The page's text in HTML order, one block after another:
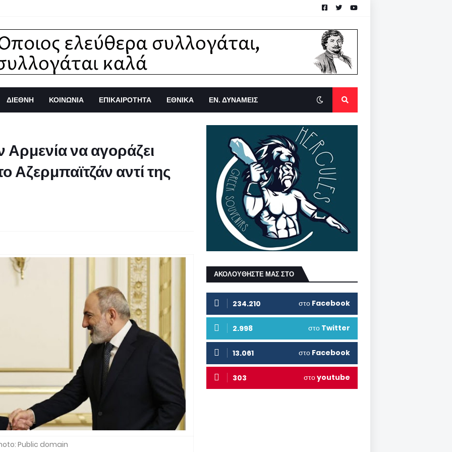
ΔΙΕΘΝΗ ΚΟΙΝΩΝΙΑ ΕΠΙΚΑΙΡΟΤΗΤΑ ΕΘΝΙΚΑ ΕΝ. ΔΥΝΑΜΕΙΣ
να αγοράζει
Αζερμπαϊτζάν αντί της
Public domain
ΑΚΟΛΟΥΘΗΣΤΕ ΜΑΣ ΣΤΟ
234.210 στο Facebook
2.998 στο Twitter
13.061 στο Facebook
303 στοyoutube